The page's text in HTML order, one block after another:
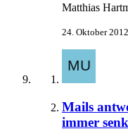
Matthias
24. Oktober
Mails
immer